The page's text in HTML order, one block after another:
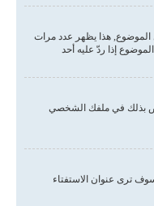
هذا يظهر عدد مرات
إذا ردّ عليه أحد
بذلك في ملفك الشخصي
ترى عنوان الاستفتاء